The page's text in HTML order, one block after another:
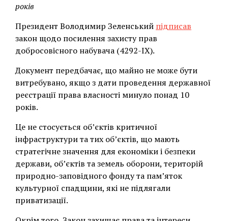
років
Президент Володимир Зеленський підписав
закон щодо посилення захисту прав
добросовісного набувача (4292-IX).
Документ передбачає, що майно не може бути
витребувано, якщо з дати проведення державної
реєстрації права власності минуло понад 10
років.
Це не стосується об’єктів критичної
інфраструктури та тих об’єктів, що мають
стратегічне значення для економіки і безпеки
держави, об’єктів та земель оборони, територій
природно-заповідного фонду та пам’яток
культурної спадщини, які не підлягали
приватизації.